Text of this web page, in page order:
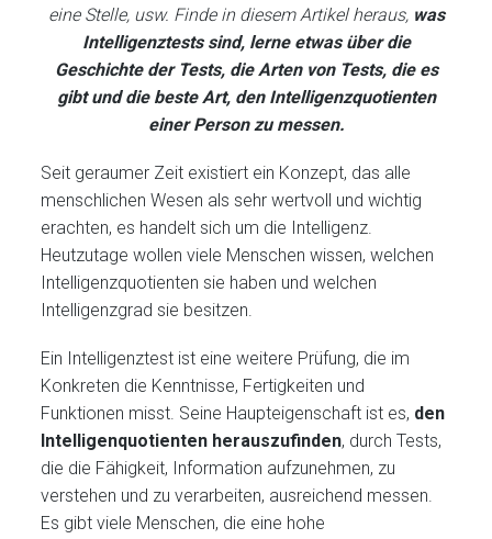
eine Stelle, usw. Finde in diesem Artikel heraus, was
Intelligenztests sind, lerne etwas über die
Geschichte der Tests, die Arten von Tests, die es
gibt und die beste Art, den Intelligenzquotienten
einer Person zu messen.
Seit geraumer Zeit existiert ein Konzept, das alle
menschlichen Wesen als sehr wertvoll und wichtig
erachten, es handelt sich um die Intelligenz.
Heutzutage wollen viele Menschen wissen, welchen
Intelligenzquotienten sie haben und welchen
Intelligenzgrad sie besitzen.
Ein Intelligenztest ist eine weitere Prüfung, die im
Konkreten die Kenntnisse, Fertigkeiten und
Funktionen misst. Seine Haupteigenschaft ist es, den
Intelligenquotienten herauszufinden, durch Tests,
die die Fähigkeit, Information aufzunehmen, zu
verstehen und zu verarbeiten, ausreichend messen.
Es gibt viele Menschen, die eine hohe